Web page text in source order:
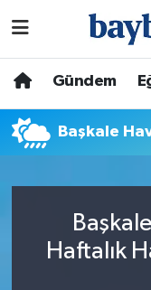
Gündem
Başkale
Haftalık
Hava Durumu
Süper Lig